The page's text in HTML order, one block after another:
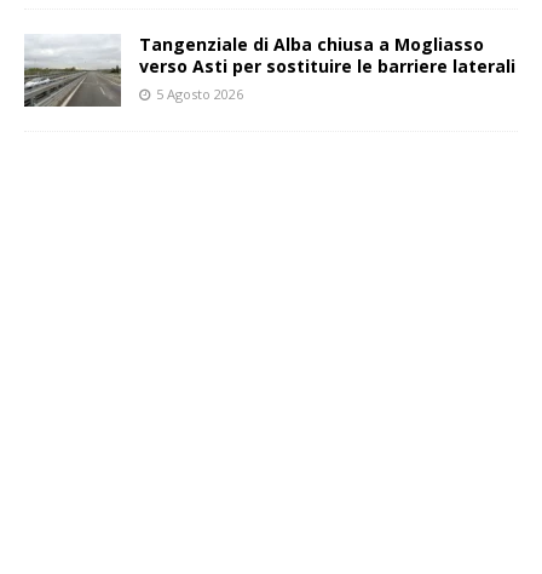
Tangenziale di Alba chiusa a Mogliasso
verso Asti per sostituire le barriere laterali
5 Agosto 2026